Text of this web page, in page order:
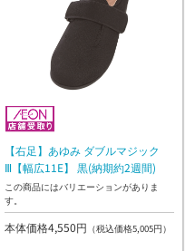
【右足】あゆみ ダブルマジック
Ⅲ【幅広11E】 黒(納期約2週間)
この商品にはバリエーションがありま
す。
本体価格4,550円 （税込価格5,005円）